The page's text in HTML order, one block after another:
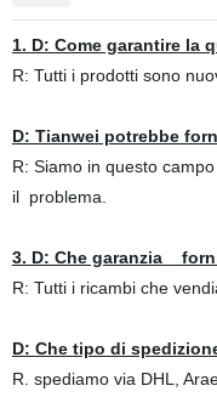
1. D: Come garantire la
R: Tutti i prodotti sono
D: Tianwei potrebbe
R: Siamo in questo
il problema.
3. D: Che garanzia
R: Tutti i ricambi che
D: Che tipo di
R. spediamo via DHL,